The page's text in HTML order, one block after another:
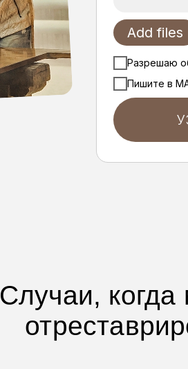
Add files
Разрешаю
Пишите в
Случаи,